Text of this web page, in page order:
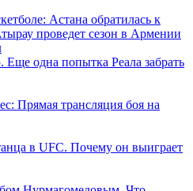
Астана обратилась к
проведет сезон в Армении
одна попытка Реала забрать
Прямая трансляция боя на
в UFC. Почему он выиграет